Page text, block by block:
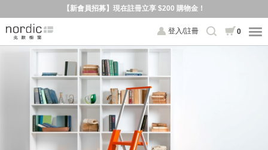
【新會員招募】現在註冊立享 $200 購物金！
登入/註冊 0